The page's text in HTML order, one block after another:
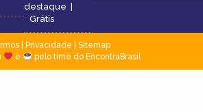
destaque |
Grátis
| Privacidade
Sitemap
e pelo time do EncontraBrasil